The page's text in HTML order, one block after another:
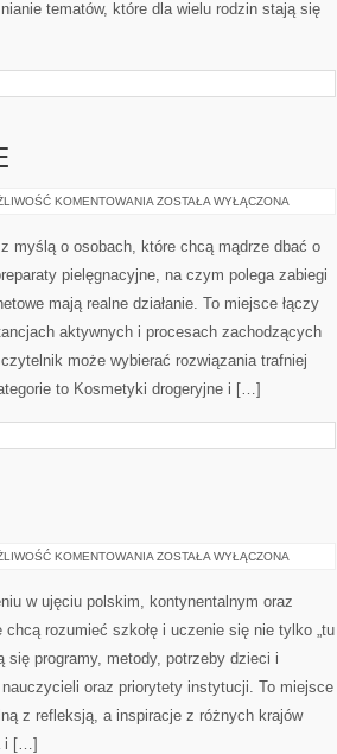
tematów, które dla wielu rodzin stają się
KOMENTOWANIA PORADNIKI
ZOSTAŁA WYŁĄCZONA
myślą o osobach, które chcą mądrze dbać o
pielęgnacyjne, na czym polega zabiegi
mają realne działanie. To miejsce łączy
aktywnych i procesach zachodzących
może wybierać rozwiązania trafniej
to Kosmetyki drogeryjne i […]
KOMENTOWANIA RODZIC
ZOSTAŁA WYŁĄCZONA
w ujęciu polskim, kontynentalnym oraz
rozumieć szkołę i uczenie się nie tylko „tu
się programy, metody, potrzeby dzieci i
oraz priorytety instytucji. To miejsce
z refleksją, a inspiracje z różnych krajów
i […]